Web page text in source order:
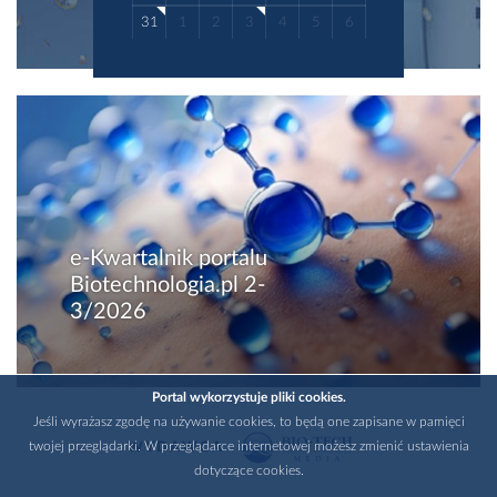
31 1 2 3 4 5 6
e-Kwartalnik portalu
Biotechnologia.pl 2-
3/2026
WYDAWCA
Portal wykorzystuje pliki cookies.
Jeśli wyrażasz zgodę na używanie cookies, to będą one zapisane w pamięci
twojej przeglądarki. W przeglądarce internetowej możesz zmienić ustawienia
dotyczące cookies.